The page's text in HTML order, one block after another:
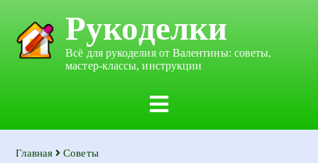
Рукоделки
Всё для рукоделия от Валентины: советы,
мастер-классы, инструкции
Главная Советы